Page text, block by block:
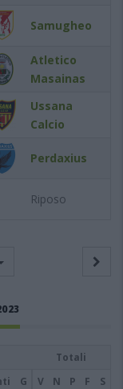
Samugheo
Atletico
Masainas
Ussana
Calcio
Perdaxius
Riposo
Totali
G V N P F S